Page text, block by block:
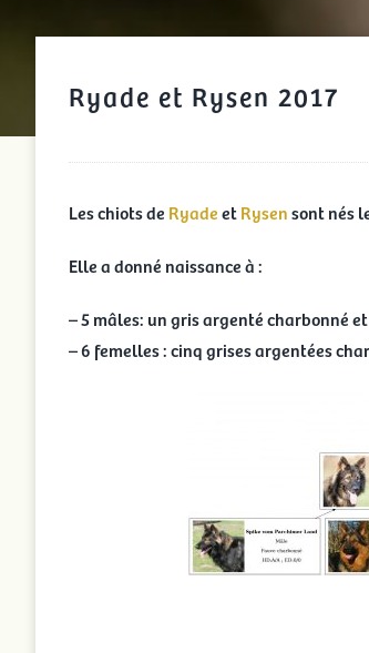
Ryade et Rysen 2017
Les chiots de RyadeetRysensont nés
Elle a donné naissance à :
– 5 mâles: un gris argenté charbonné
– 6 femelles : cinq grises argentées